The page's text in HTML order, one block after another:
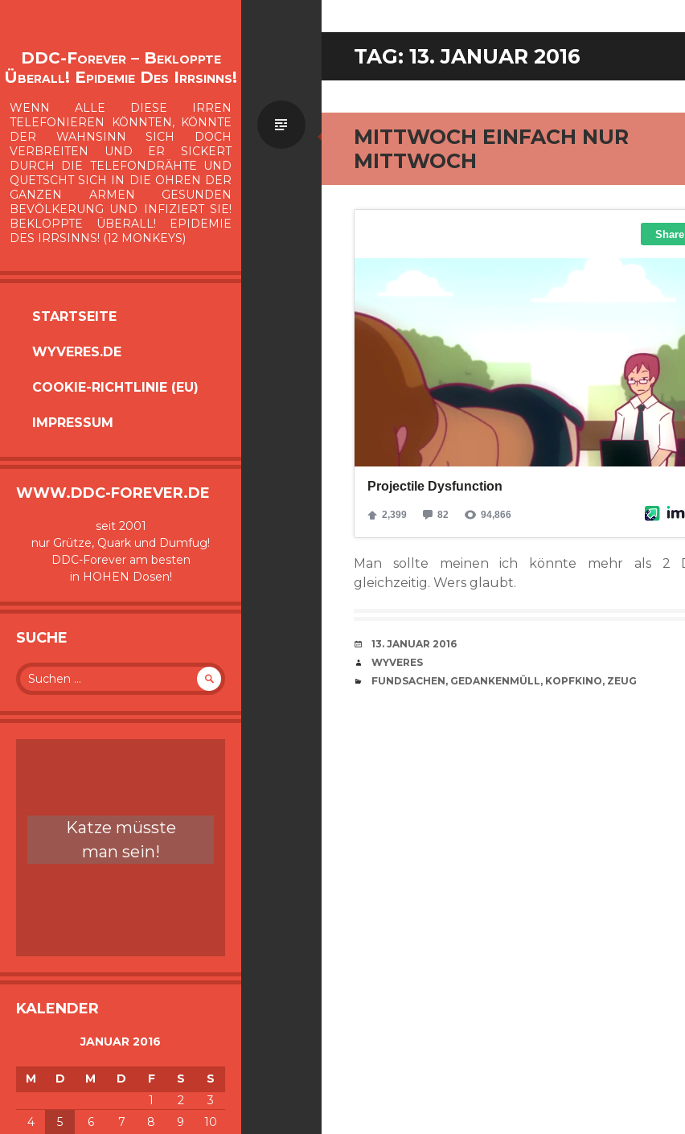
DDC-Forever – Bekloppte
Überall! Epidemie Des Irrsinns!
WENN ALLE DIESE IRREN
TELEFONIEREN KÖNNTEN, KÖNNTE
DER WAHNSINN SICH DOCH
VERBREITEN UND ER SICKERT
DURCH DIE TELEFONDRÄHTE UND
QUETSCHT SICH IN DIE OHREN DER
GANZEN ARMEN GESUNDEN
BEVÖLKERUNG UND INFIZIERT SIE!
BEKLOPPTE ÜBERALL! EPIDEMIE
DES IRRSINNS! (12 MONKEYS)
SPRINGEN
STARTSEITE
WYVERES.DE
COOKIE-RICHTLINIE (EU)
IMPRESSUM
WWW.DDC-FOREVER.DE
seit 2001
nur Grütze, Quark und Dumfug!
DDC-Forever am besten
in HOHEN Dosen!
SUCHE
Suche
nach:
Katze müsste
man sein!
KALENDER
JANUAR 2016
M D M D F S
S
1
2
3
4
5 6 7 8 9
10
TAG: 13. JANUAR 2016
MITTWOCH EINFACH NUR
MITTWOCH
Standard
Man sollte meinen ich könnte mehr als 2
gleichzeitig. Wers glaubt.
VERABREDUNG
13. JANUAR 2016
VERFASSER
WYVERES
CATEGORIES
FUNDSACHEN, GEDANKENMÜLL, KOPFKINO, ZEUG